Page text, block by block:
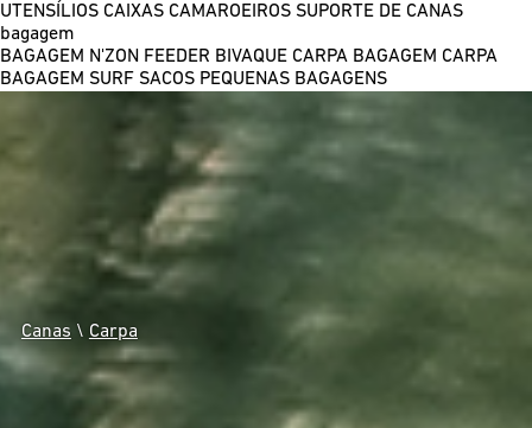
UTENSÍLIOS CAIXAS CAMAROEIROS SUPORTE DE CANAS
bagagem
BAGAGEM N'ZON FEEDER BIVAQUE CARPA BAGAGEM CARPA
BAGAGEM SURF SACOS PEQUENAS BAGAGENS
Canas \ Carpa